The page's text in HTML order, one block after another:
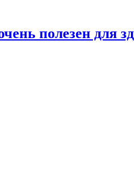
полезен для